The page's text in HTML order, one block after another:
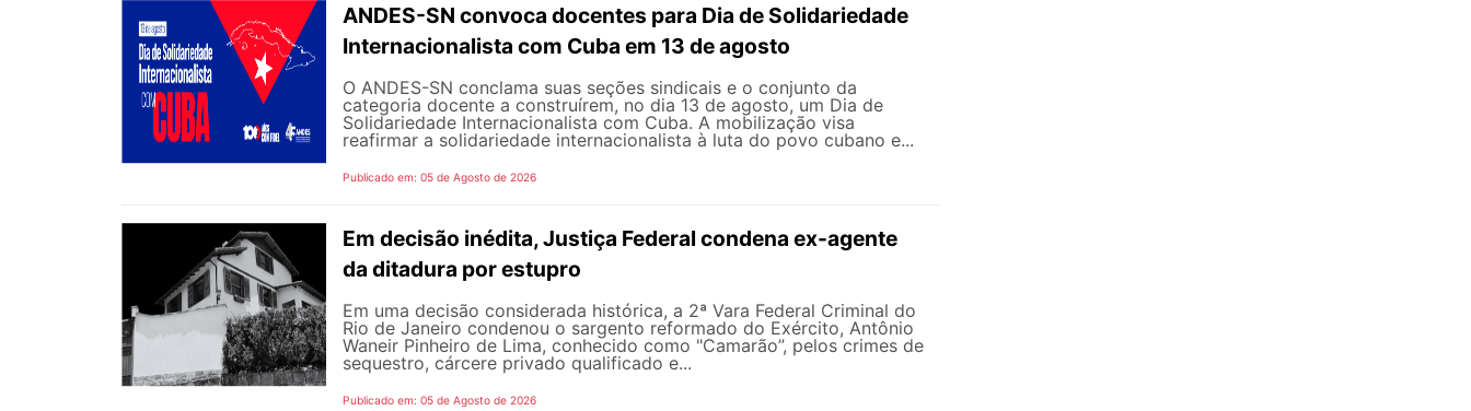
ANDES-SN convoca docentes para Dia de Solidariedade
Internacionalista com Cuba em 13 de agosto
O ANDES-SN conclama suas seções sindicais e o conjunto da
categoria docente a construírem, no dia 13 de agosto, um Dia de
Solidariedade Internacionalista com Cuba. A mobilização visa
reafirmar a solidariedade internacionalista à luta do povo cubano e...
Publicado em: 05 de Agosto de 2026
Em decisão inédita, Justiça Federal condena ex-agente
da ditadura por estupro
Em uma decisão considerada histórica, a 2ª Vara Federal Criminal do
Rio de Janeiro condenou o sargento reformado do Exército, Antônio
Waneir Pinheiro de Lima, conhecido como "Camarão”, pelos crimes de
sequestro, cárcere privado qualificado e...
Publicado em: 05 de Agosto de 2026